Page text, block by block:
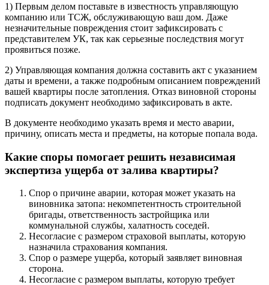
1) Первым делом поставьте в известность управляющую
компанию или ТСЖ, обслуживающую ваш дом. Даже
незначительные повреждения стоит зафиксировать с
представителем УК, так как серьезные последствия могут
проявиться позже.
2) Управляющая компания должна составить акт с указанием
даты и времени, а также подробным описанием повреждений
вашей квартиры после затопления. Отказ виновной стороны
подписать документ необходимо зафиксировать в акте.
В документе необходимо указать время и место аварии,
причину, описать места и предметы, на которые попала вода.
Какие споры помогает решить независимая
экспертиза ущерба от залива квартиры?
Спор о причине аварии, которая может указать на
виновника затопа: некомпетентность строительной
бригады, ответственность застройщика или
коммунальной службы, халатность соседей.
Несогласие с размером страховой выплаты, которую
назначила страхования компания.
Спор о размере ущерба, который заявляет виновная
сторона.
Несогласие с размером выплаты, которую требует